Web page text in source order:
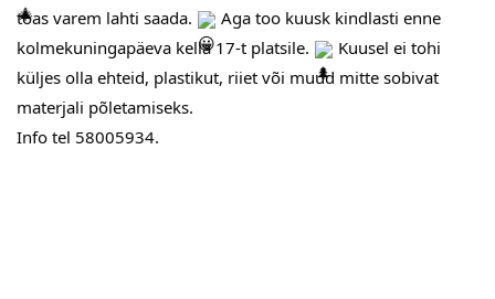
toas varem lahti saada.
Aga too kuusk kindlasti enne
kolmekuningapäeva kella 17-t platsile.
Kuusel ei tohi
küljes olla ehteid, plastikut, riiet või muud mitte sobivat
materjali põletamiseks.
Info tel 58005934.